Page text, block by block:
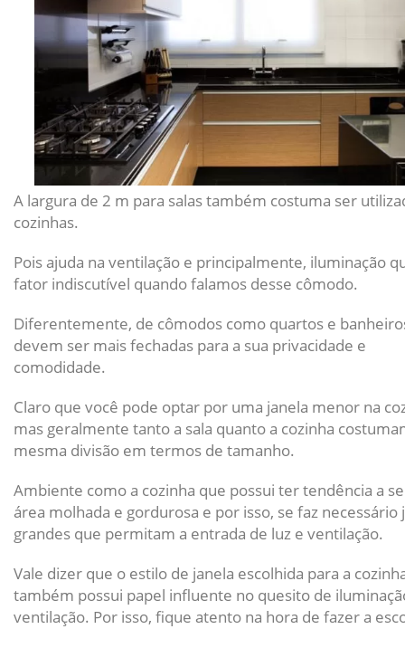
A largura de 2 m para salas também costuma ser
cozinhas.
Pois ajuda na ventilação e principalmente, iluminação
fator indiscutível quando falamos desse cômodo.
Diferentemente, de cômodos como quartos e
devem ser mais fechadas para a sua privacidade e
comodidade.
Claro que você pode optar por uma janela menor na
mas geralmente tanto a sala quanto a cozinha
mesma divisão em termos de tamanho.
Ambiente como a cozinha que possui ter tendência a
área molhada e gordurosa e por isso, se faz necessário
grandes que permitam a entrada de luz e ventilação.
Vale dizer que o estilo de janela escolhida para a
também possui papel influente no quesito de
ventilação. Por isso, fique atento na hora de fazer a